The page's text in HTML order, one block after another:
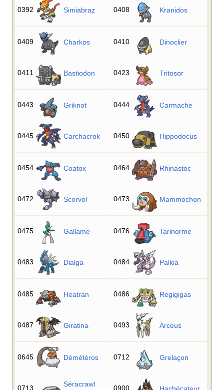
0392 Simiabraz 0408 Kranidos
0409 Charkos 0410 Dinoclier
0411 Bastiodon 0423 Tritosor
0443 Griknot 0444 Carmache
0445 Carchacrok 0450 Hippodocus
0454 Coatox 0464 Rhinastoc
0472 Scorvol 0473 Mammochon
0475 Gallame 0476 Tarinorme
0483 Dialga 0484 Palkia
0485 Heatran 0486 Regigigas
0487 Giratina 0493 Arceus
0645 Démétéros 0712 Grelaçon
0713 Séracrawl 0900